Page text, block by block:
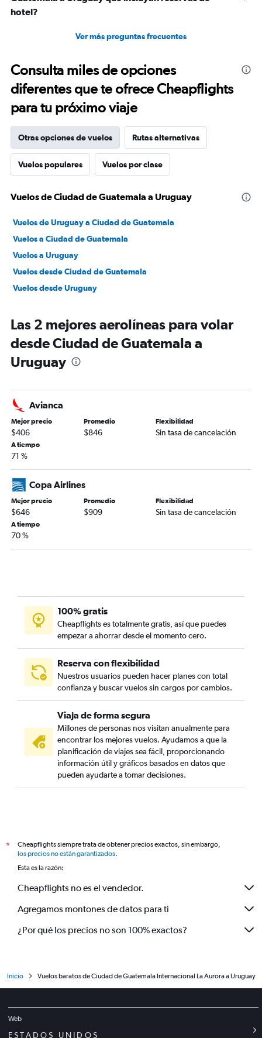
hotel?
Ver más preguntas frecuentes
Consulta miles de opciones
diferentes que te ofrece Cheapflights
para tu próximo viaje
Otras opciones de vuelos Rutas alternativas
Vuelos populares Vuelos por clase
Vuelos de Ciudad de Guatemala a Uruguay
Vuelos de Uruguay a Ciudad de Guatemala
Vuelos a Ciudad de Guatemala
Vuelos a Uruguay
Vuelos desde Ciudad de Guatemala
Vuelos desde Uruguay
Las 2 mejores aerolíneas para volar
desde Ciudad de Guatemala a
Uruguay
Avianca
Mejor precio
$406
Promedio
$846
Flexibilidad
Sin tasa de cancelación
A tiempo
71 %
Copa Airlines
Mejor precio
$646
Promedio
$909
Flexibilidad
Sin tasa de cancelación
A tiempo
70 %
100% gratis
Cheapflights es totalmente gratis, así que puedes
empezar a ahorrar desde el momento cero.
Reserva con flexibilidad
Nuestros usuarios pueden hacer planes con total
confianza y buscar vuelos sin cargos por cambios.
Viaja de forma segura
Millones de personas nos visitan anualmente para
encontrar los mejores vuelos. Ayudamos a que la
planificación de viajes sea fácil, proporcionando
información útil y gráficos basados en datos que
pueden ayudarte a tomar decisiones.
*
Cheapflights siempre trata de obtener precios exactos, sin embargo,
los precios no están garantizados.
Esta es la razón:
Cheapflights no es el vendedor.
Agregamos montones de datos para ti
¿Por qué los precios no son 100% exactos?
Inicio Vuelos baratos de Ciudad de Guatemala Internacional La Aurora a Uruguay
Web
ESTADOS UNIDOS